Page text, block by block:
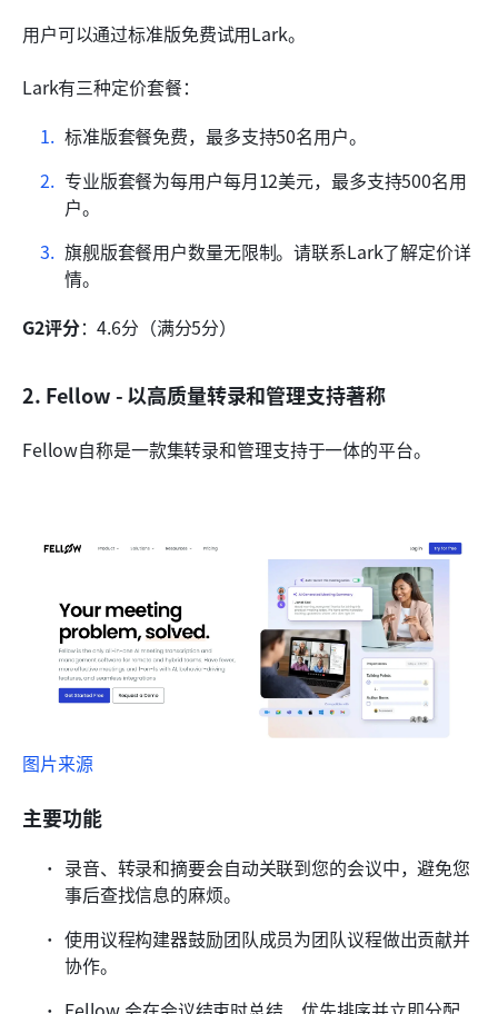
用户可以通过标准版免费试用Lark。
Lark有三种定价套餐：
标准版套餐免费，最多支持50名用户。
专业版套餐为每用户每月12美元，最多支持500名用
户。
旗舰版套餐用户数量无限制。请联系Lark了解定价详
情。
G2评分：4.6分（满分5分）
2. Fellow - 以高质量转录和管理支持著称
Fellow自称是一款集转录和管理支持于一体的平台。
图片来源
主要功能
录音、转录和摘要会自动关联到您的会议中，避免您
事后查找信息的麻烦。
使用议程构建器鼓励团队成员为团队议程做出贡献并
协作。